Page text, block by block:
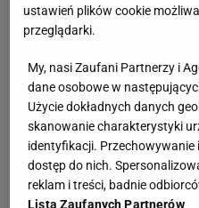
ustawień plików cookie
przeglądarki.
My, nasi Zaufani Partnerzy i
dane osobowe w
Użycie dokładnych danych
skanowanie charakterystyki
identyfikacji.
dostęp do nich.
reklam i treści, badnie
Lista Zaufanych Partnerów